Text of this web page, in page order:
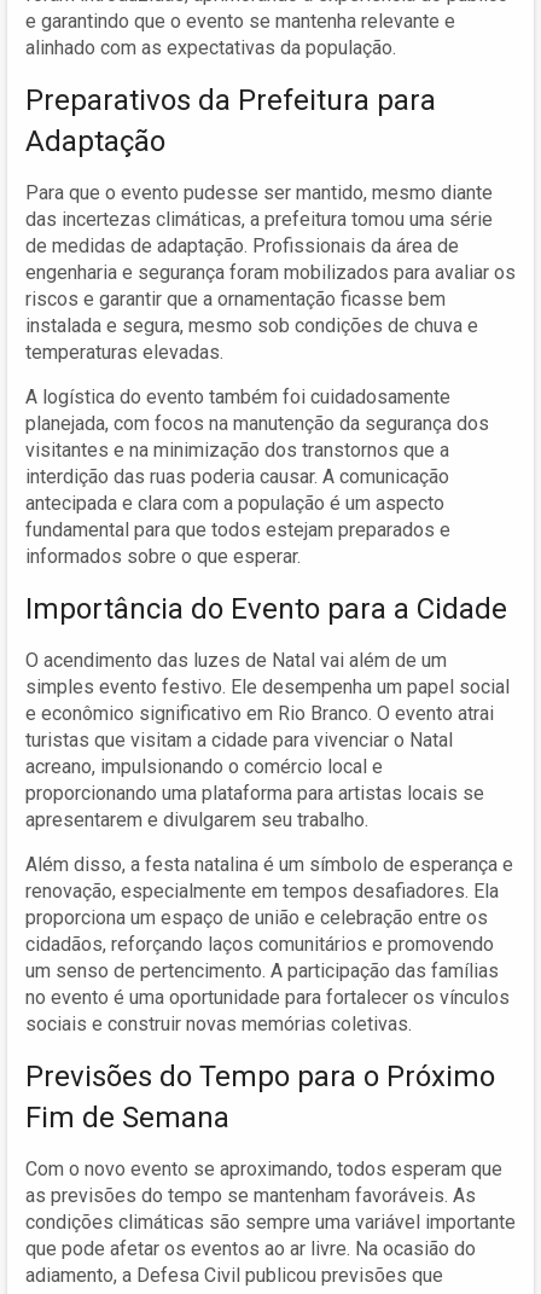
e garantindo que o evento se mantenha relevante e
alinhado com as expectativas da população.
Preparativos da Prefeitura para
Adaptação
Para que o evento pudesse ser mantido, mesmo diante
das incertezas climáticas, a prefeitura tomou uma série
de medidas de adaptação. Profissionais da área de
engenharia e segurança foram mobilizados para avaliar os
riscos e garantir que a ornamentação ficasse bem
instalada e segura, mesmo sob condições de chuva e
temperaturas elevadas.
A logística do evento também foi cuidadosamente
planejada, com focos na manutenção da segurança dos
visitantes e na minimização dos transtornos que a
interdição das ruas poderia causar. A comunicação
antecipada e clara com a população é um aspecto
fundamental para que todos estejam preparados e
informados sobre o que esperar.
Importância do Evento para a Cidade
O acendimento das luzes de Natal vai além de um
simples evento festivo. Ele desempenha um papel social
e econômico significativo em Rio Branco. O evento atrai
turistas que visitam a cidade para vivenciar o Natal
acreano, impulsionando o comércio local e
proporcionando uma plataforma para artistas locais se
apresentarem e divulgarem seu trabalho.
Além disso, a festa natalina é um símbolo de esperança e
renovação, especialmente em tempos desafiadores. Ela
proporciona um espaço de união e celebração entre os
cidadãos, reforçando laços comunitários e promovendo
um senso de pertencimento. A participação das famílias
no evento é uma oportunidade para fortalecer os vínculos
sociais e construir novas memórias coletivas.
Previsões do Tempo para o Próximo
Fim de Semana
Com o novo evento se aproximando, todos esperam que
as previsões do tempo se mantenham favoráveis. As
condições climáticas são sempre uma variável importante
que pode afetar os eventos ao ar livre. Na ocasião do
adiamento, a Defesa Civil publicou previsões que